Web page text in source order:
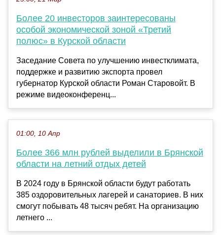
Более 20 инвесторов заинтересованы
особой экономической зоной «Третий
полюс» в Курской области
Заседание Совета по улучшению инвестклимата,
поддержке и развитию экспорта провел
губернатор Курской области Роман Старовойт. В
режиме видеоконференц...
01:00, 10 Апр
Более 366 млн рублей выделили в Брянской
области на летний отдых детей
В 2024 году в Брянской области будут работать
385 оздоровительных лагерей и санаториев. В них
смогут побывать 48 тысяч ребят. На организацию
летнего ...